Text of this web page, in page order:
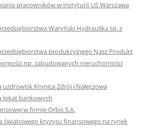
pracowników w instytucji US Warszawa
Waryński Hydraulika sp. z
produkcyjnego Nasz Produkt
np. zabudowanych nieruchomości
Krynica Zdrój i Nałęczowa
lokat bankowych
w firmie Orbis S.A.
światowego kryzysu finansowego na rynek